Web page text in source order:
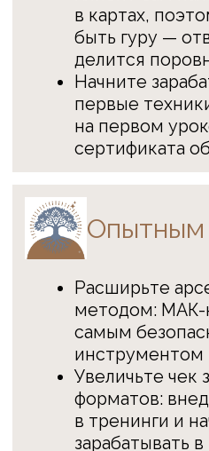
зарабатывать в разы
Повысьте лояльность
вовлеченность в
а количество повторных
увеличивается на
Снимите с себя груз
интерпретаций: клиент
с образами сам, что
ваши ресурсы и время
Почему
наш
Звездный преподавательский
Опыт создания обучающих
проверенный временем